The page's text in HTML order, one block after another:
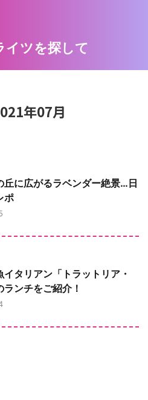
イツを探して
年07月
丘に広がるラベンダー絶景…日
ポ
イタリアン「トラットリア・
ランチをご紹介！